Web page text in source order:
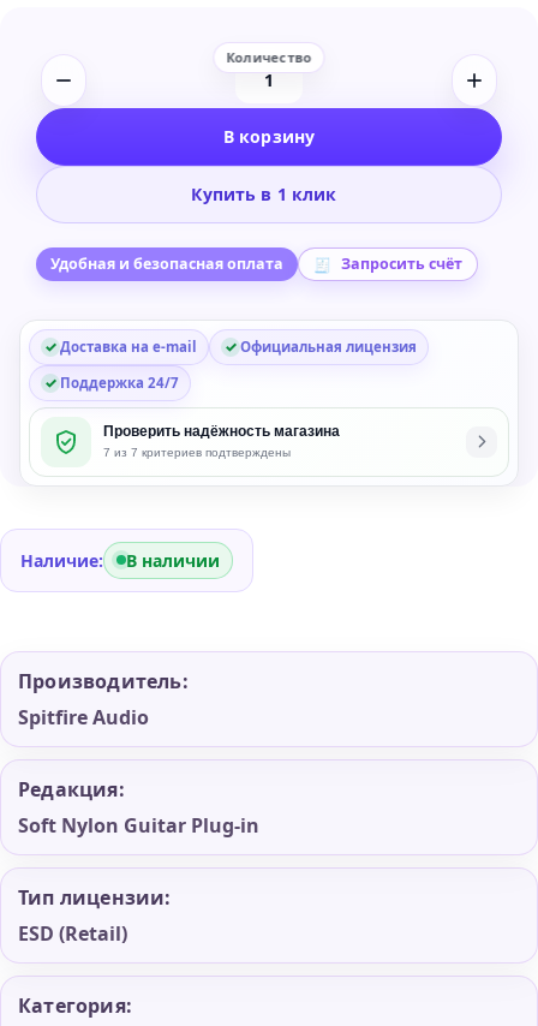
Количество
Spitfire
Soft
Guitar
in
В корзину
Купить в 1 клик
Удобная и безопасная оплата Запросить счёт
Доставка на e-mail
Официальная лицензия
Поддержка 24/7
Проверить надёжность магазина
7 из 7 критериев подтверждены
Наличие: В наличии
Производитель:
Spitfire Audio
Редакция:
Soft Nylon Guitar Plug-in
Тип лицензии:
ESD (Retail)
Категория: